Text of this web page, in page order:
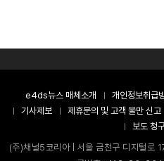
e4ds뉴스 매체소개 개인정보취급
기사제보
제휴문의 및 고객 불만 신고
보도 청
(주)채널5코리아 | 서울 금천구 디지털로